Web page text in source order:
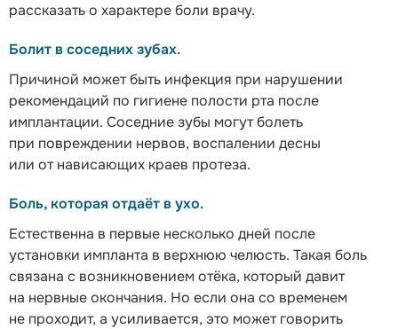
рассказать о характере боли врачу.
Болит в соседних зубах.
Причиной может быть инфекция при нарушении
рекомендаций по гигиене полости рта после
имплантации. Соседние зубы могут болеть
при повреждении нервов, воспалении десны
или от нависающих краев протеза.
Боль, которая отдаёт в ухо.
Естественна в первые несколько дней после
установки импланта в верхнюю челюсть. Такая боль
связана с возникновением отёка, который давит
на нервные окончания. Но если она со временем
не проходит, а усиливается, это может говорить